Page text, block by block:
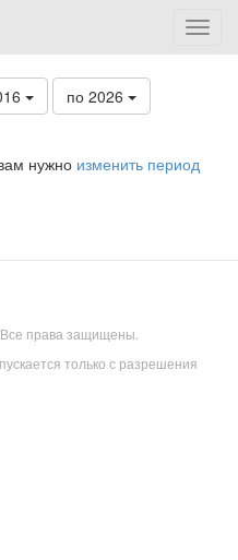
по 2026
нужно изменить период
права защищены.
только с разрешения